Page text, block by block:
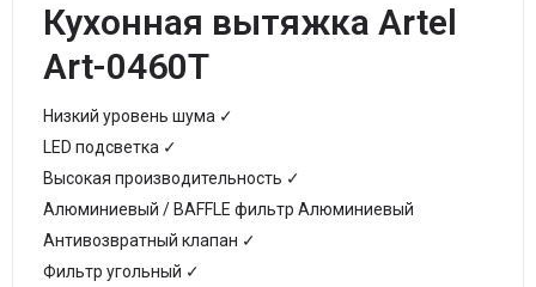
Кухонная вытяжка Artel
Art-0460T
Низкий уровень шума ✓
LED подсветка ✓
Высокая производительность ✓
Алюминиевый / BAFFLE фильтр Алюминиевый
Антивозвратный клапан ✓
Фильтр угольный ✓